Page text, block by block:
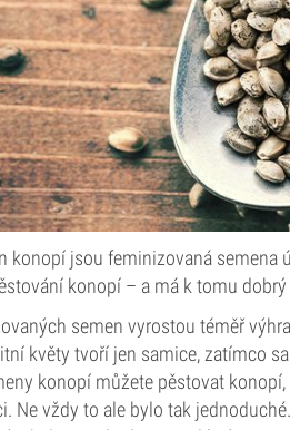
konopí jsou feminizovaná semena
konopí – a má k tomu
semen vyrostou téměř
květy tvoří jen samice, zatímco
konopí můžete pěstovat
Ne vždy to ale bylo tak